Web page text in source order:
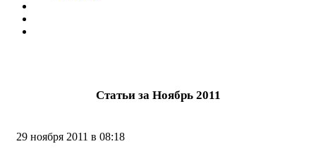
Статьи за Ноябрь 2011
29 ноября 2011 в 08:18